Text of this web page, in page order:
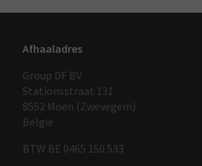
Afhaaladres
Group DF BV
Stationsstraat 131
8552 Moen (Zwevegem)
België
BTW BE 0465 150 533